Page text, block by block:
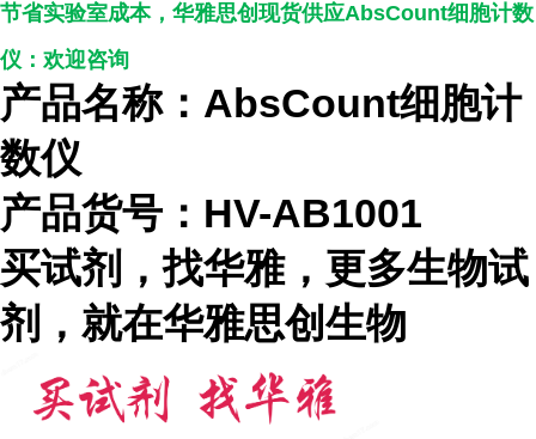
节省实验室成本，华雅思创现货供应AbsCount细胞计数
仪：欢迎咨询
产品名称：AbsCount细胞计
数仪
产品货号：HV-AB1001
买试剂，找华雅，更多生物试
剂，就在华雅思创生物